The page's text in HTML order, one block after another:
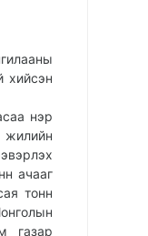
хийсэн
нэр
жилийн
ачааг
тонн
газар